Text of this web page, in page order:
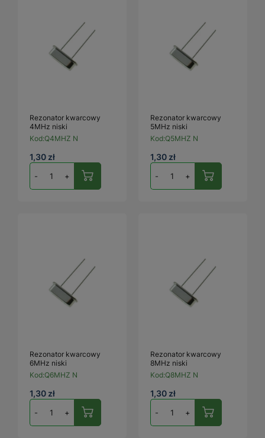
Rezonator kwarcowy
4MHz niski
Kod:Q4MHZ N
1,30 zł
- +
Rezonator kwarcowy
5MHz niski
Kod:Q5MHZ N
1,30 zł
- +
Rezonator kwarcowy
6MHz niski
Kod:Q6MHZ N
1,30 zł
- +
Rezonator kwarcowy
8MHz niski
Kod:Q8MHZ N
1,30 zł
- +